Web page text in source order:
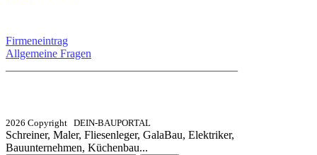
Firmeneintrag
Allgemeine Fragen
2026 Copyright DEIN-BAUPORTAL
Schreiner, Maler, Fliesenleger, GalaBau, Elektriker,
Bauunternehmen, Küchenbau...